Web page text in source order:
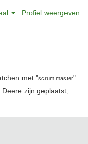
Profiel weergeven
met "scrum master".
zijn geplaatst,